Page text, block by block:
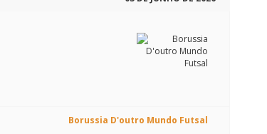
Borussia D'outro Mundo Futsal